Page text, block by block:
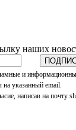
наших
и
указанный email.
написав на почту